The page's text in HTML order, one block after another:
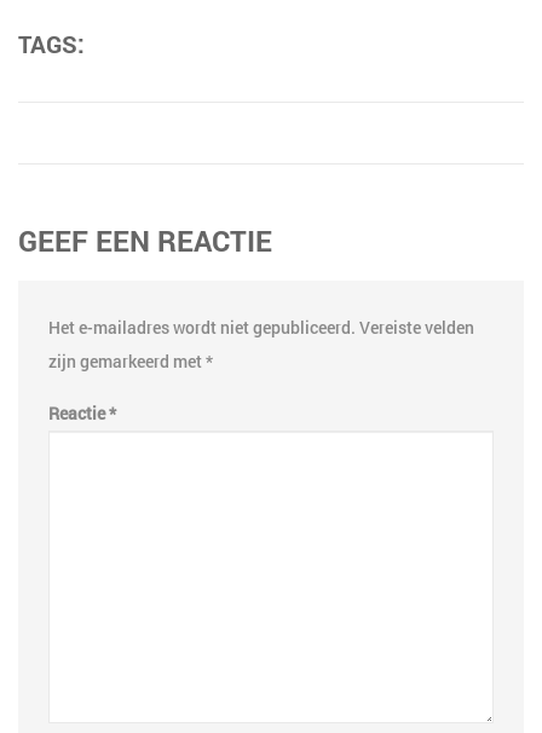
TAGS:
GEEF EEN REACTIE
Het e-mailadres wordt niet gepubliceerd. Vereiste velden
zijn gemarkeerd met*
Reactie*